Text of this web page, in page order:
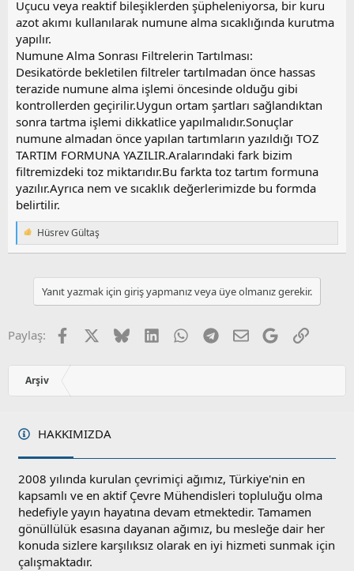
Uçucu veya reaktif bileşiklerden şüpheleniyorsa, bir kuru
azot akımı kullanılarak numune alma sıcaklığında kurutma
yapılır.
Numune Alma Sonrası Filtrelerin Tartılması:
Desikatörde bekletilen filtreler tartılmadan önce hassas
terazide numune alma işlemi öncesinde olduğu gibi
kontrollerden geçirilir.Uygun ortam şartları sağlandıktan
sonra tartma işlemi dikkatlice yapılmalıdır.Sonuçlar
numune almadan önce yapılan tartımların yazıldığı TOZ
TARTIM FORMUNA YAZILIR.Aralarındaki fark bizim
filtremizdeki toz miktarıdır.Bu farkta toz tartım formuna
yazılır.Ayrıca nem ve sıcaklık değerlerimizde bu formda
belirtilir.
T
e
:
Hüsrev Gültaş
Yanıt yazmak için giriş yapmanız veya üye olmanız gerekir.
Paylaş: Facebook BlueskyLinkedInWhatsApp
Telegram
E-postaGoogleLink
Arşiv
HAKKIMIZDA
2008 yılında kurulan çevrimiçi ağımız, Türkiye'nin en
kapsamlı ve en aktif Çevre Mühendisleri topluluğu olma
hedefiyle yayın hayatına devam etmektedir. Tamamen
gönüllülük esasına dayanan ağımız, bu mesleğe dair her
konuda sizlere karşılıksız olarak en iyi hizmeti sunmak için
çalışmaktadır.